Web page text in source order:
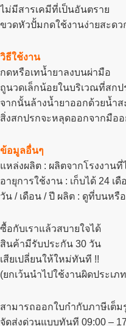
ไม่มีสารเคมีที่เป็นอันตราย
ขวดหัวปั้มกดใช้งานง่ายสะดว
วิธีใช้งาน
กดหรือเทน้ำยาลงบนผ่ามือ
ถูนวดเล็กน้อยในบริเวณที่สกป
จากนั้นล้างน้ำยาออกด้วยน้ำส
สิ่งสกปรกจะหลุดออกจากมืออ
ข้อมูลอื่นๆ
แหล่งผลิต : ผลิตจากโรงงาน
อายุการใช้งาน : เก็บได้ 24 เดื
วัน / เดือน / ปี ผลิต : ดูที่บนหรื
ซื้อกับเราแล้วสบายใจได้
สินค้ามีรับประกัน 30 วัน
เสียเปลี่ยนให้ใหม่ทันที !!
(ยกเว้นนำไปใช้งานผิดประเภ
สามารถออกใบกำกับภาษีเต็ม
จัดส่งด่วนแบบทันที 09:00 –